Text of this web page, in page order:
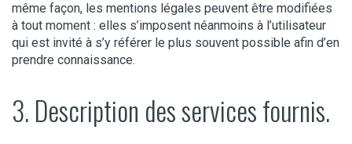
même façon, les mentions légales peuvent être modifiées
à tout moment : elles s’imposent néanmoins à l’utilisateur
qui est invité à s’y référer le plus souvent possible afin d’en
prendre connaissance.
3. Description des services fournis.